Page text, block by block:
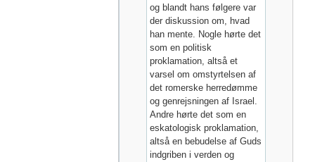
og blandt hans følgere var
der diskussion om, hvad
han mente. Nogle hørte det
som en politisk
proklamation, altså et
varsel om omstyrtelsen af
det romerske herredømme
og genrejsningen af Israel.
Andre hørte det som en
eskatologisk proklamation,
altså en bebudelse af Guds
indgriben i verden og